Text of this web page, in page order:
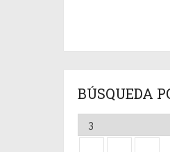
BÚSQUEDA